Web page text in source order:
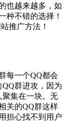
也越来越多，如
种不错的选择！
推广方法！
每一个QQ都会
群进攻，因为
聚集在一块。无
关的QQ群这样
担心找不到用户